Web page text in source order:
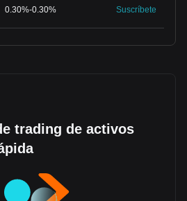
0.30%-0.30% Suscríbete
trading de activos